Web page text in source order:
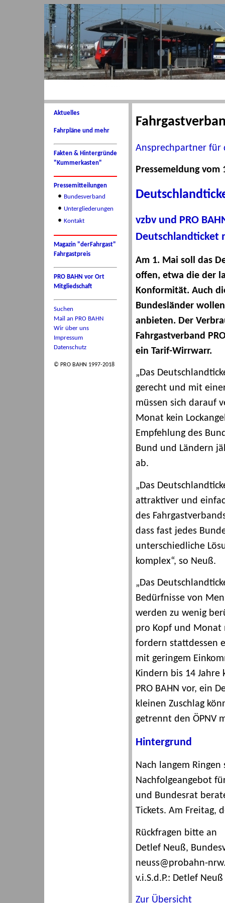
Aktuelles
Fahrpläne und mehr
Fakten & Hintergründe
"Kummerkasten"
Pressemitteilungen
• Bundesverband
• Untergliederungen
• Kontakt
Magazin "derFahrgast"
Fahrgastpreis
PRO BAHN vor Ort
Mitgliedschaft
Suchen
Mail an PRO BAHN
Wir über uns
Impressum
Datenschutz
© PRO BAHN 1997-2018
Ansprechpartner für
Pressemeldung vom
vzbv und PRO
Deutschlandticket
Am 1. Mai soll das
offen, etwa die der
Konformität. Auch
Bundesländer
anbieten. Der
Fahrgastverband
ein Tarif-Wirrwarr.
„Das
gerecht und mit
müssen sich darauf
Monat kein
Empfehlung des
Bund und Ländern
ab.
„Das
attraktiver und
des
dass fast jedes
unterschiedliche
komplex“, so Neuß.
„Das
Bedürfnisse von
werden zu wenig
pro Kopf und Monat
fordern stattdessen
mit geringem
Kindern bis 14 Jahre
PRO BAHN vor, ein
kleinen Zuschlag
getrennt den ÖPNV
Hintergrund
Nach langem
Nachfolgeangebot
und Bundesrat
Tickets. Am Freitag,
Rückfragen bitte an
Detlef Neuß,
neuss@probahn-
v.i.S.d.P.: Detlef Neuß
Zur Übersicht